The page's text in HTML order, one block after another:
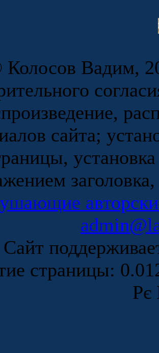
Вадим,
сайта;
Сайт
страницы:
Рє